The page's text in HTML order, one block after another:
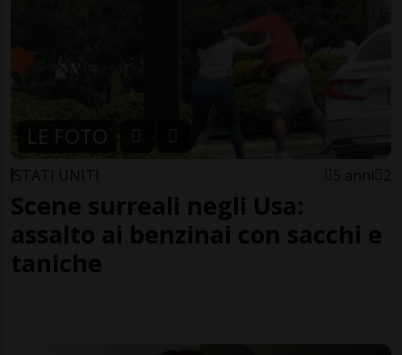
LE FOTO
STATI UNITI 5 anni 2
Scene surreali negli Usa:
assalto ai benzinai con sacchi e
taniche